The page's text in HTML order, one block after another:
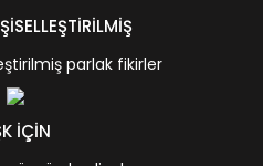
parlak fikirler
İÇİN